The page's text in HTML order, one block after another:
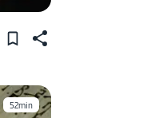
52min